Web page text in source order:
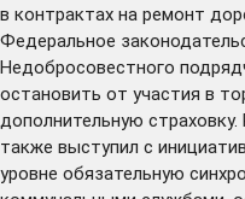
в контрактах на ремонт
Федеральное
Недобросовестного
остановить от участия в
дополнительную
также выступил с
уровне обязательную